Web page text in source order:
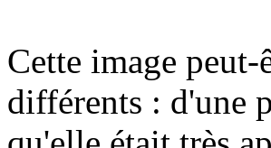
Cette image peut-
différents : d'une